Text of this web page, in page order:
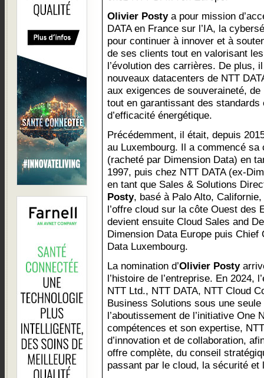
Olivier Postya pour mission
DATA en France sur l’IA, la
pour continuer à innover et à
de ses clients tout en valorisant
l’évolution des carrières. De plus,
nouveaux datacenters de NTT
aux exigences de souveraineté,
tout en garantissant des
d’efficacité énergétique.
Précédemment, il était, depuis
au Luxembourg. Il a commencé
(racheté par Dimension Data) en
1997, puis chez NTT DATA (ex-
en tant que Sales & Solutions
Posty, basé à Palo Alto,
l’offre cloud sur la côte Ouest des
devient ensuite Cloud Sales and
Dimension Data Europe puis
Data Luxembourg.
La nomination d’Olivier Posty
l’histoire de l’entreprise. En 2024,
NTT Ltd., NTT DATA, NTT Cloud
Business Solutions sous une
l’aboutissement de l’initiative One
compétences et son expertise,
d’innovation et de collaboration,
offre complète, du conseil
passant par le cloud, la sécurité et